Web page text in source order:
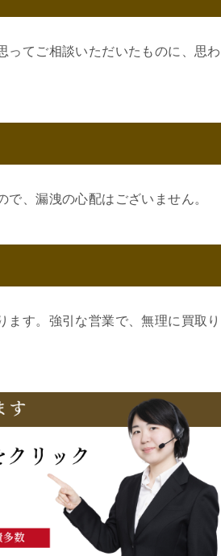
ってご相談いただいたものに、思わ
、漏洩の心配はございません。
す。強引な営業で、無理に買取り